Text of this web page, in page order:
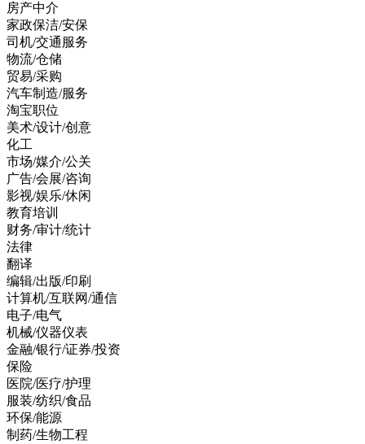
房产中介
家政保洁/安保
司机/交通服务
物流/仓储
贸易/采购
汽车制造/服务
淘宝职位
美术/设计/创意
化工
市场/媒介/公关
广告/会展/咨询
影视/娱乐/休闲
教育培训
财务/审计/统计
法律
翻译
编辑/出版/印刷
计算机/互联网/通信
电子/电气
机械/仪器仪表
金融/银行/证券/投资
保险
医院/医疗/护理
服装/纺织/食品
环保/能源
制药/生物工程